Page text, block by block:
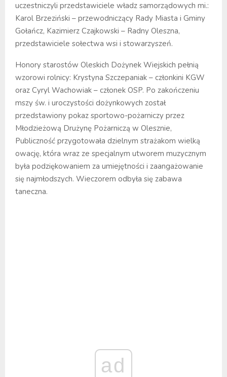
uczestniczyli przedstawiciele władz samorządowych mi.:
Karol Brzeziński – przewodniczący Rady Miasta i Gminy
Gołańcz, Kazimierz Czajkowski – Radny Oleszna,
przedstawiciele sołectwa wsi i stowarzyszeń.
Honory starostów Oleskich Dożynek Wiejskich pełnią
wzorowi rolnicy: Krystyna Szczepaniak – członkini KGW
oraz Cyryl Wachowiak – członek OSP. Po zakończeniu
mszy św. i uroczystości dożynkowych został
przedstawiony pokaz sportowo-pożarniczy przez
Młodzieżową Drużynę Pożarniczą w Olesznie,
Publiczność przygotowała dzielnym strażakom wielką
owację, która wraz ze specjalnym utworem muzycznym
była podziękowaniem za umiejętności i zaangażowanie
się najmłodszych. Wieczorem odbyła się zabawa
taneczna.
ad